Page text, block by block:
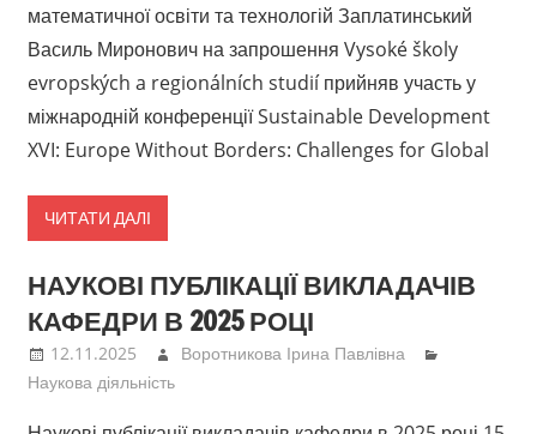
математичної освіти та технологій Заплатинський
Василь Миронович на запрошення Vysoké školy
evropských a regionálních studií прийняв участь у
міжнародній конференції Sustainable Development
XVI: Europe Without Borders: Challenges for Global
ЧИТАТИ ДАЛІ
НАУКОВІ ПУБЛІКАЦІЇ ВИКЛАДАЧІВ
КАФЕДРИ В 2025 РОЦІ
12.11.2025
Воротникова Ірина Павлівна
Наукова діяльність